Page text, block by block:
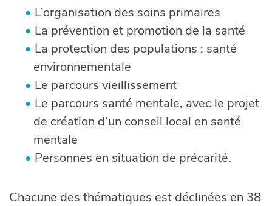
L’organisation des soins primaires
La prévention et promotion de la santé
La protection des populations : santé
environnementale
Le parcours vieillissement
Le parcours santé mentale, avec le projet
de création d’un conseil local en santé
mentale
Personnes en situation de précarité.
Chacune des thématiques est déclinées en 38